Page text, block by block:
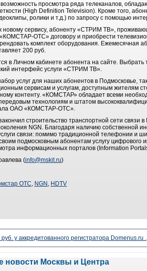
просмотра ряда телеканалов,
(High Definition Television). Кроме того,
ролики и т.д.) по запросу с помощью
новому сервису, абоненту «СТРИМ ТВ»,
ОТС» договору и приобрести
комплект оборудования. Ежемесячная
200 руб.
в Личном кабинете абонента на сайте.
интерфейс услуги «СТРИМ ТВ».
услуг для наших абонентов в Подмосковье,
сервисам и услугам, доступным жителям
контенту. «КОМСТАР» обладает всеми
технологиям и штатом
ОАО «КОМСТАР-ОТС».
строительство транспортной сети связи
NGN. Благодаря наличию собственной
связи: помимо традиционной телефонии и
подмосковным абонентам услугу цифрового
информационных порталов (Information
(info@mskit.ru)
ОТС, NGN , HDTV
у аккредитованного регистратора Domenus.ru .
новости Москвы и Центра